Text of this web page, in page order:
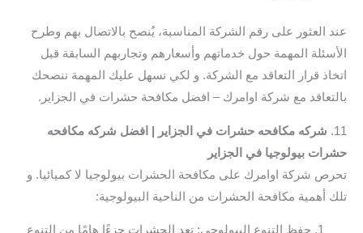
عند العثور على رقم الشركة المناسبة، يُنصح بالاتصال بهم وطرح
الأسئلة المهمة حول خدماتهم وأسعارهم وتجاربهم السابقة قبل
اتخاذ قرار التعاقد مع الشركة. و لكي نسهل عليك المهمة ننصحك
بالتعاقد مع شركة اوامرك – افضل مكافحة حشرات في الجزاير.
11.
شركه مكافحه حشرات في الجزاير | افضل شركه مكافحه
حشرات بيولوجيا في الجزاير
تحرص شركة اوامرك على مكافحة الحشرات بيولوجيا لا كميائيا. و
تلك أهمية مكافحة الحشرات من الناحية البيولوجية:
حفظ التنوع البيولوجي: تعد الحشرات جزءًا هامًا من التنوع